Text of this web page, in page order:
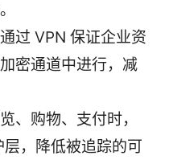
过 VPN 保证企业资
密通道中进行，减
、购物、支付时，
，降低被追踪的可